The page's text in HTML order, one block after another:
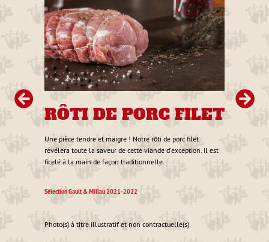
€ RÔTI DE PORC FILET
Une pièce tendre et maigre ! Notre rôti de porc filet
révélera toute la saveur de cette viande d'exception. Il est
ficelé à la main de façon traditionnelle.
Sélection Gault & Millau 2021-2022
Photo(s) à titre illustratif et non contractuelle(s)